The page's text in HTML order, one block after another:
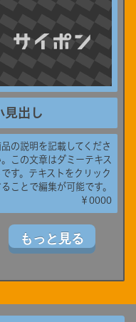
見出し
品の説明を記載してくださ
。この文章はダミーテキス
です。テキストをクリック
ことで編集が可能です。
￥0000
もっと見る